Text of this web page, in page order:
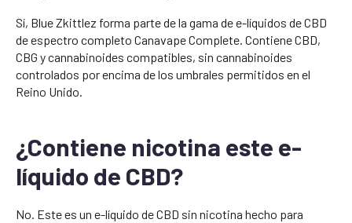
Sí, Blue Zkittlez forma parte de la gama de e-líquidos de CBD
de espectro completo Canavape Complete. Contiene CBD,
CBG y cannabinoides compatibles, sin cannabinoides
controlados por encima de los umbrales permitidos en el
Reino Unido.
¿Contiene nicotina este e-
líquido de CBD?
No. Este es un e-líquido de CBD sin nicotina hecho para